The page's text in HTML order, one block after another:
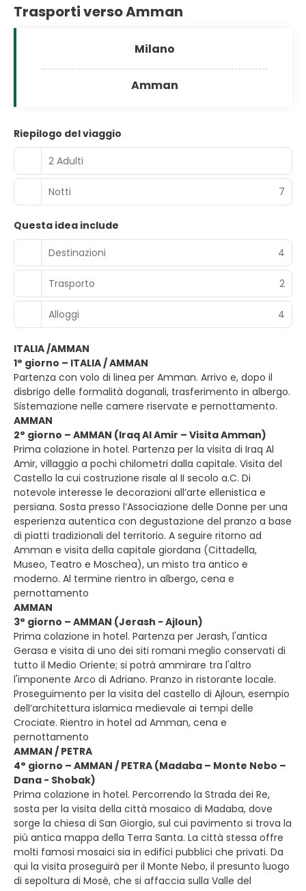
Trasporti verso Amman
Milano
Amman
Riepilogo del viaggio
2 Adulti
Notti 7
Questa idea include
Destinazioni
4
Trasporto 2
Alloggi 4
ITALIA /AMMAN
1° giorno – ITALIA / AMMAN
Partenza con volo di linea per Amman. Arrivo e, dopo il
disbrigo delle formalità doganali, trasferimento in albergo.
Sistemazione nelle camere riservate e pernottamento.
AMMAN
2° giorno – AMMAN (Iraq Al Amir – Visita Amman)
Prima colazione in hotel. Partenza per la visita di Iraq Al
Amir, villaggio a pochi chilometri dalla capitale. Visita del
Castello la cui costruzione risale al II secolo a.C. Di
notevole interesse le decorazioni all’arte ellenistica e
persiana. Sosta presso l’Associazione delle Donne per una
esperienza autentica con degustazione del pranzo a base
di piatti tradizionali del territorio. A seguire ritorno ad
Amman e visita della capitale giordana (Cittadella,
Museo, Teatro e Moschea), un misto tra antico e
moderno. Al termine rientro in albergo, cena e
pernottamento
AMMAN
3° giorno – AMMAN (Jerash - Ajloun)
Prima colazione in hotel. Partenza per Jerash, l'antica
Gerasa e visita di uno dei siti romani meglio conservati di
tutto il Medio Oriente; si potrà ammirare tra l'altro
l'imponente Arco di Adriano. Pranzo in ristorante locale.
Proseguimento per la visita del castello di Ajloun, esempio
dell’architettura islamica medievale ai tempi delle
Crociate. Rientro in hotel ad Amman, cena e
pernottamento
AMMAN / PETRA
4° giorno – AMMAN / PETRA (Madaba – Monte Nebo –
Dana - Shobak)
Prima colazione in hotel. Percorrendo la Strada dei Re,
sosta per la visita della città mosaico di Madaba, dove
sorge la chiesa di San Giorgio, sul cui pavimento si trova la
più antica mappa della Terra Santa. La città stessa offre
molti famosi mosaici sia in edifici pubblici che privati. Da
qui la visita proseguirà per il Monte Nebo, il presunto luogo
di sepoltura di Mosè, che si affaccia sulla Valle del